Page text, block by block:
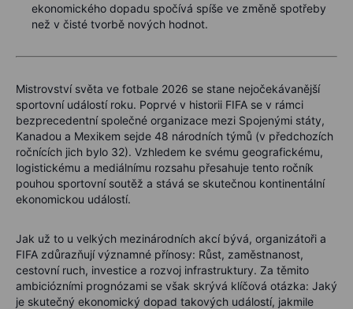
ekonomického dopadu spočívá spíše ve změně spotřeby
než v čisté tvorbě nových hodnot.
Mistrovství světa ve fotbale 2026 se stane nejočekávanější
sportovní událostí roku. Poprvé v historii FIFA se v rámci
bezprecedentní společné organizace mezi Spojenými státy,
Kanadou a Mexikem sejde 48 národních týmů (v předchozích
ročnících jich bylo 32). Vzhledem ke svému geografickému,
logistickému a mediálnímu rozsahu přesahuje tento ročník
pouhou sportovní soutěž a stává se skutečnou kontinentální
ekonomickou událostí.
Jak už to u velkých mezinárodních akcí bývá, organizátoři a
FIFA zdůrazňují významné přínosy: Růst, zaměstnanost,
cestovní ruch, investice a rozvoj infrastruktury. Za těmito
ambiciózními prognózami se však skrývá klíčová otázka: Jaký
je skutečný ekonomický dopad takových událostí, jakmile